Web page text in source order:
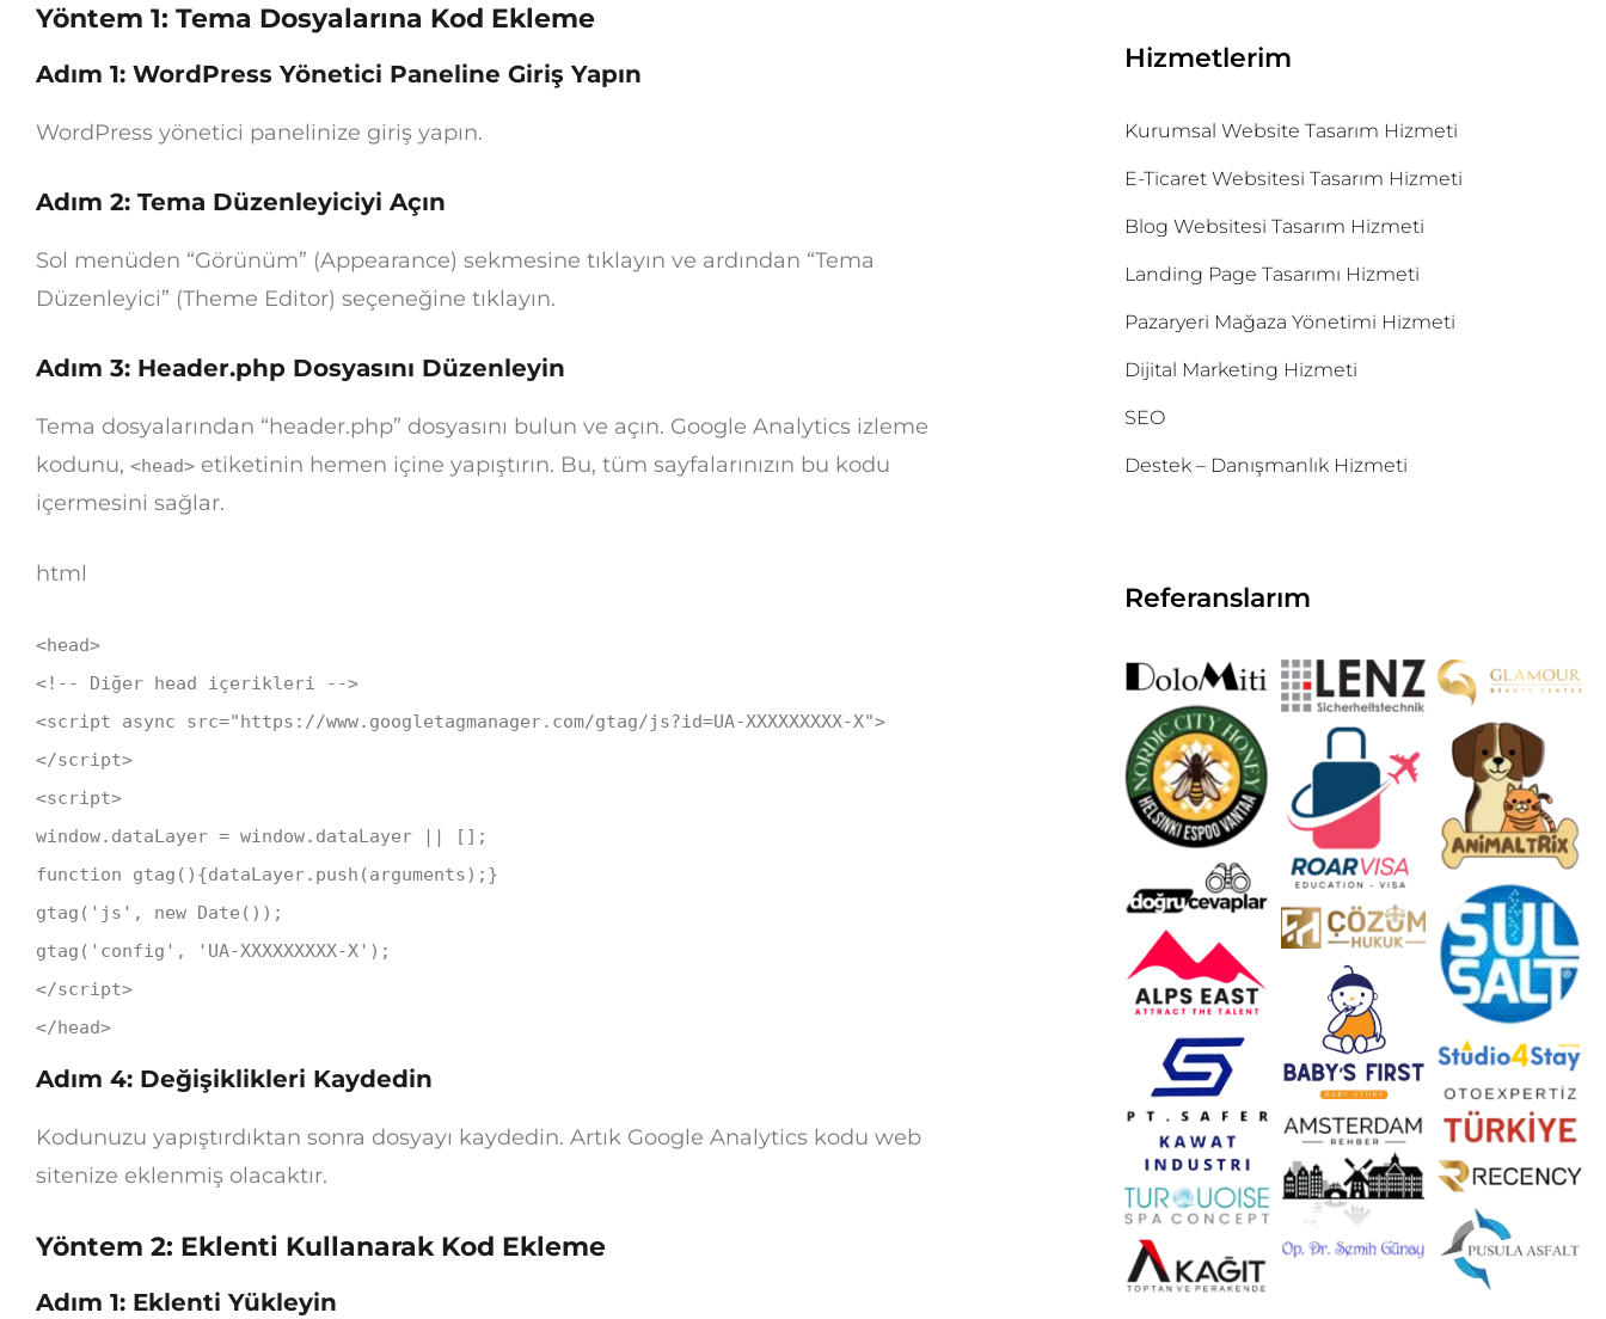
Yöntem 1: Tema Dosyalarına Kod Ekleme
Adım 1: WordPress Yönetici Paneline Giriş Yapın
WordPress yönetici panelinize giriş yapın.
Adım 2: Tema Düzenleyiciyi Açın
Sol menüden “Görünüm” (Appearance) sekmesine tıklayın ve ardından “Tema
Düzenleyici” (Theme Editor) seçeneğine tıklayın.
Adım 3: Header.php Dosyasını Düzenleyin
Tema dosyalarından “header.php” dosyasını bulun ve açın. Google Analytics izleme
kodunu, <head> etiketinin hemen içine yapıştırın. Bu, tüm sayfalarınızın bu kodu
içermesini sağlar.
html
<head>
<!-- Diğer head içerikleri -->
<script async src="https://www.googletagmanager.com/gtag/js?id=UA-XXXXXXXXX-X">
</script>
<script>
window. dataLayer = window. dataLayer || [];
function
gtag (){dataLayer. push (arguments);}
gtag ( 'js' , new Date ());
gtag ( 'config' , 'UA-XXXXXXXXX-X' );
</script>
</head>
Adım 4: Değişiklikleri Kaydedin
Kodunuzu yapıştırdıktan sonra dosyayı kaydedin. Artık Google Analytics kodu web
sitenize eklenmiş olacaktır.
Yöntem 2: Eklenti Kullanarak Kod Ekleme
Adım 1: Eklenti Yükleyin
Hizmetlerim
Kurumsal Website Tasarım Hizmeti
E-Ticaret Websitesi Tasarım Hizmeti
Blog Websitesi Tasarım Hizmeti
Landing Page Tasarımı Hizmeti
Pazaryeri Mağaza Yönetimi Hizmeti
Dijital Marketing Hizmeti
SEO
Destek – Danışmanlık Hizmeti
Referanslarım